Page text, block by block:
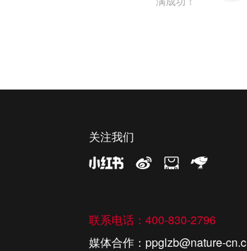
关注我们
联系电话：400-830-2796
媒体合作：ppglzb@nature-